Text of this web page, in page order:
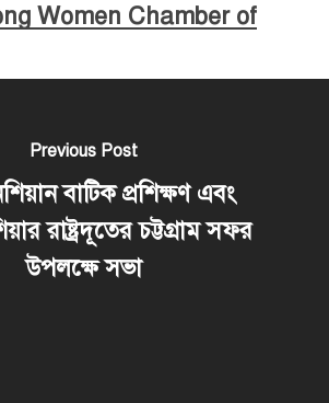
Women Chamber of
Previous Post
বাটিক প্রশিক্ষণ এবং
রাষ্ট্রদূতের চট্টগ্রাম সফর
উপলক্ষে সভা